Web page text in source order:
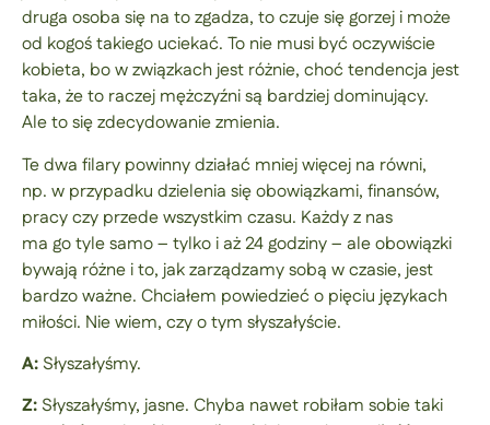
druga osoba się na to zgadza, to czuje się gorzej i może
od kogoś takiego uciekać. To nie musi być oczywiście
kobieta, bo w związkach jest różnie, choć tendencja jest
taka, że to raczej mężczyźni są bardziej dominujący.
Ale to się zdecydowanie zmienia.
Te dwa filary powinny działać mniej więcej na równi,
np. w przypadku dzielenia się obowiązkami, finansów,
pracy czy przede wszystkim czasu. Każdy z nas
ma go tyle samo – tylko i aż 24 godziny – ale obowiązki
bywają różne i to, jak zarządzamy sobą w czasie, jest
bardzo ważne. Chciałem powiedzieć o pięciu językach
miłości. Nie wiem, czy o tym słyszałyście.
A: Słyszałyśmy.
Z: Słyszałyśmy, jasne. Chyba nawet robiłam sobie taki